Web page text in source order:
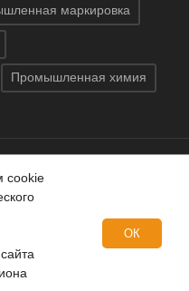
маркировка
Промышленная химия
ГК «Индатэк»
с сайта запрещено.
офертой, определяемой
437 (2) ГК РФ.
cookie
ОК